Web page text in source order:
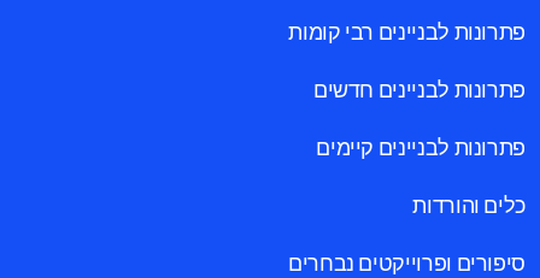
פתרונות לבניינים רבי קומות
פתרונות לבניינים חדשים
פתרונות לבניינים קיימים
כלים והורדות
סיפורים ופרוייקטים נבחרים